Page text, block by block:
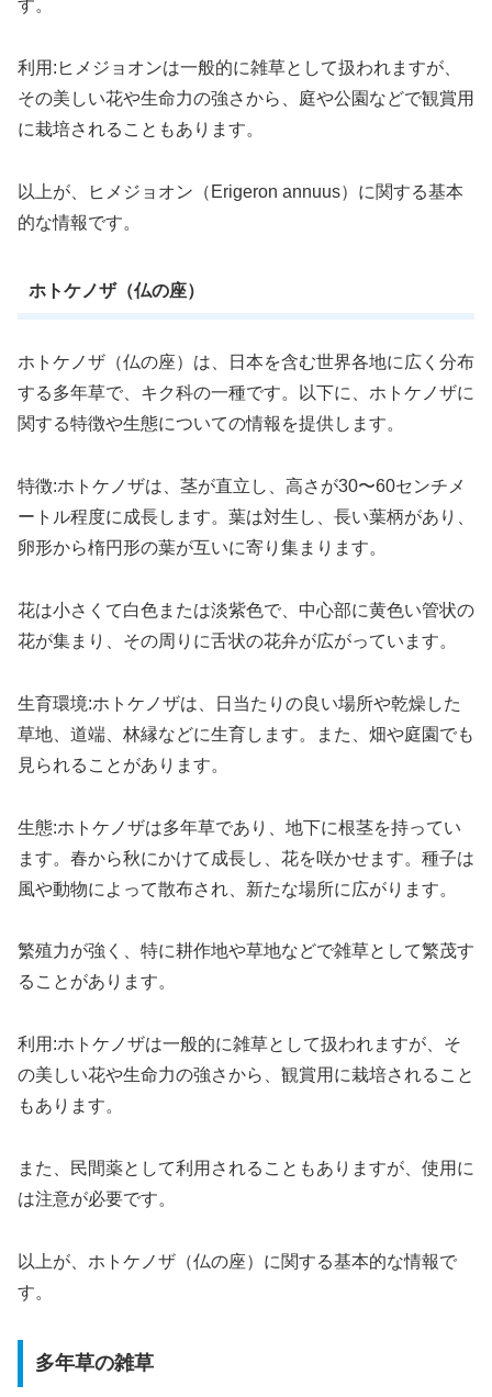
す。
利用:ヒメジョオンは一般的に雑草として扱われますが、
その美しい花や生命力の強さから、庭や公園などで観賞用
に栽培されることもあります。
以上が、ヒメジョオン（Erigeron annuus）に関する基本
的な情報です。
ホトケノザ（仏の座）
ホトケノザ（仏の座）は、日本を含む世界各地に広く分布
する多年草で、キク科の一種です。以下に、ホトケノザに
関する特徴や生態についての情報を提供します。
特徴:ホトケノザは、茎が直立し、高さが30〜60センチメ
ートル程度に成長します。葉は対生し、長い葉柄があり、
卵形から楕円形の葉が互いに寄り集まります。
花は小さくて白色または淡紫色で、中心部に黄色い管状の
花が集まり、その周りに舌状の花弁が広がっています。
生育環境:ホトケノザは、日当たりの良い場所や乾燥した
草地、道端、林縁などに生育します。また、畑や庭園でも
見られることがあります。
生態:ホトケノザは多年草であり、地下に根茎を持ってい
ます。春から秋にかけて成長し、花を咲かせます。種子は
風や動物によって散布され、新たな場所に広がります。
繁殖力が強く、特に耕作地や草地などで雑草として繁茂す
ることがあります。
利用:ホトケノザは一般的に雑草として扱われますが、そ
の美しい花や生命力の強さから、観賞用に栽培されること
もあります。
また、民間薬として利用されることもありますが、使用に
は注意が必要です。
以上が、ホトケノザ（仏の座）に関する基本的な情報で
す。
多年草の雑草